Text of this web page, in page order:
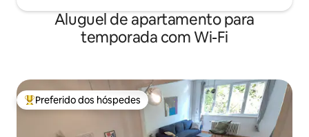
Aluguel de apartamento para
temporada com Wi-Fi
Entre os melhores preferidos dos hóspedes
Preferido dos hóspedes